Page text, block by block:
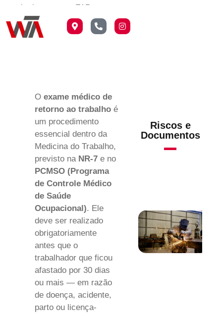
qual o impacto no FAP e
nos custos previdenciários
da empresa.
O exame médico de
retorno ao trabalho é
um procedimento
essencial dentro da
Medicina do Trabalho,
previsto na NR-7 e no
PCMSO (Programa
de Controle Médico
de Saúde
Ocupacional). Ele
deve ser realizado
obrigatoriamente
antes que o
trabalhador que ficou
afastado por 30 dias
ou mais — em razão
de doença, acidente,
parto ou licença-
Riscos e
Documentos